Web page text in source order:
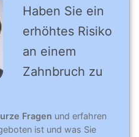
Haben Sie ein
erhöhtes Risiko
an einem
Zahnbruch zu
Fragen und erfahren
ist und was Sie